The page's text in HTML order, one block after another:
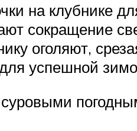
на клубнике
сокращение
оголяют,
успешной